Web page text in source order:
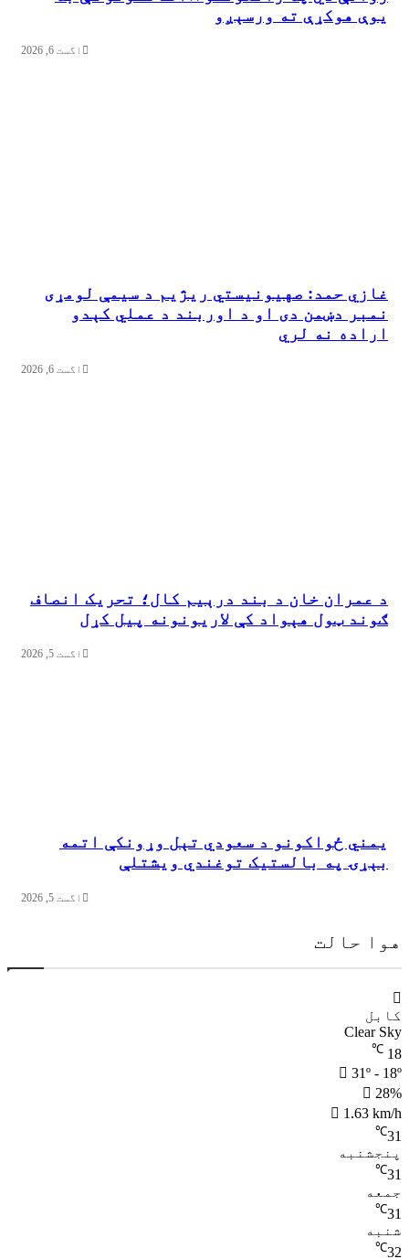
یوې هوکړې ته ورسېږو
اگست 6, 2026
غازي حمد: صهیونیستي ریژیم د سیمې لومړی
نمبر دښمن دی او د اوربند د عملي کېدو
اراده نه لري
اگست 6, 2026
د عمران خان د بند درېیم کال؛ تحریک انصاف
ګوند ټول هېواد کې لاریونونه پیل کړل
اگست 5, 2026
یمني ځواکونو د سعودي تېل وړونکې اتمه
بېړۍ په بالستیک توغندي ویشتلې
اگست 5, 2026
هوا حالت
کابل
Clear Sky
18
℃
31º - 18º
28%
1.63 km/h
31
℃
پنجشنبه
31
℃
جمعه
31
℃
شنبه
32
℃